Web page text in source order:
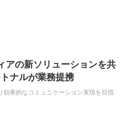
アの新ソリューションを共
ナルが業務提携
果的なコミュニケーション実現を目指